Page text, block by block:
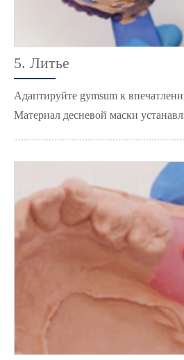
5. Литье
Адаптируйте gymsum к
Материал десневой маски